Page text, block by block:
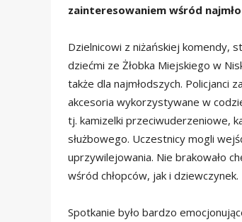
zainteresowaniem wśród
Dzielnicowi z niżańskiej komendy,
dziećmi ze Żłobka Miejskiego w
także dla najmłodszych. Policjanci
akcesoria wykorzystywane w
tj. kamizelki przeciwuderzeniowe,
służbowego. Uczestnicy mogli
uprzywilejowania. Nie brakowało
wśród chłopców, jak i dziewczynek.
Spotkanie było bardzo